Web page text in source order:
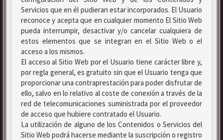
Servicios que en él pudieran estar incorporados. El Usuario
reconoce y acepta que en cualquier momento El Sitio Web
pueda interrumpir, desactivar y/o cancelar cualquiera de
estos elementos que se integran en el Sitio Web o el
acceso a los mismos.
El acceso al Sitio Web por el Usuario tiene carácter libre y,
por regla general, es gratuito sin que el Usuario tenga que
proporcionar una contraprestación para poder disfrutar de
ello, salvo en lo relativo al coste de conexión a través de la
red de telecomunicaciones suministrada por el proveedor
de acceso que hubiere contratado el Usuario.
La utilización de alguno de los Contenidos o Servicios del
Sitio Web podrá hacerse mediante la suscripción o registro